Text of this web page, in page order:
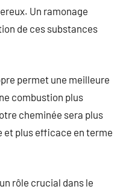
Un ramonage
de ces substances
permet une meilleure
combustion plus
cheminée sera plus
et plus efficace en terme
rôle crucial dans le